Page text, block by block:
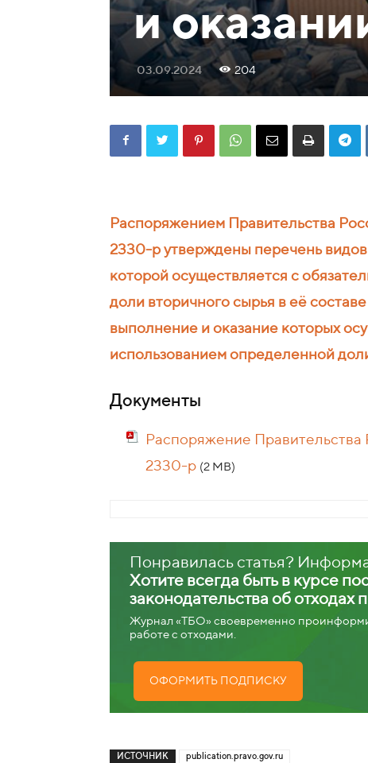
и
03.09.2024 204
Распоряжением Правительства
2330-р утверждены перечень
которой осуществляется с
доли вторичного сырья в её
выполнение и оказание которых
использованием определенной
Документы
Распоряжение
2330-р (2 MB)
Понравилась статья?
Хотите всегда быть в курсе
законодательства об отходах
Журнал «ТБО» своевременно
работе с отходами.
ОФОРМИТЬ ПОДПИСКУ
ИСТОЧНИК publication.pravo.gov.ru